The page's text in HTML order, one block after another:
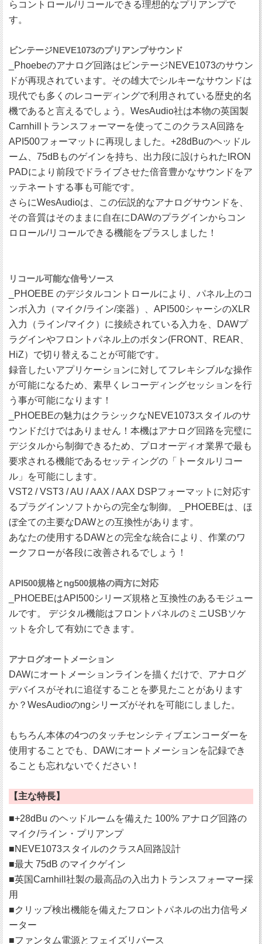
らコントロール/リコールできる理想的なプリアンプで
す。
ビンテージNEVE1073のプリアンプサウンド
_Phoebeのアナログ回路はビンテージNEVE1073のサウン
ドが再現されています。その雄大でシルキーなサウンドは
現代でも多くのレコーディングで利用されている歴史的名
機であると言えるでしょう。WesAudio社は本物の英国製
Carnhillトランスフォーマーを使ってこのクラスA回路を
API500フォーマットに再現しました。+28dBuのヘッドル
ーム、75dBものゲインを持ち、出力段に設けられたIRON
PADにより前段でドライブさせた倍音豊かなサウンドをア
ッテネートする事も可能です。
さらにWesAudioは、この伝説的なアナログサウンドを、
その音質はそのままに自在にDAWのプラグインからコン
ロロール/リコールできる機能をプラスしました！
リコール可能な信号ソース
_PHOEBE のデジタルコントロールにより、パネル上のコ
ンボ入力（マイク/ライン/楽器）、API500シャーシのXLR
入力（ライン/マイク）に接続されている入力を、DAWプ
ラグインやフロントパネル上のボタン(FRONT、REAR、
HiZ）で切り替えることが可能です。
録音したいアプリケーションに対してフレキシブルな操作
が可能になるため、素早くレコーディングセッションを行
う事が可能になります！
_PHOEBEの魅力はクラシックなNEVE1073スタイルのサ
ウンドだけではありません！本機はアナログ回路を完璧に
デジタルから制御できるため、プロオーディオ業界で最も
要求される機能であるセッティングの「トータルリコー
ル」を可能にします。
VST2 / VST3 / AU / AAX / AAX DSPフォーマットに対応す
るプラグインソフトからの完全な制御。 _PHOEBEは、ほ
ぼ全ての主要なDAWとの互換性があります。
あなたの使用するDAWとの完全な統合により、作業のワ
ークフローが各段に改善されるでしょう！
API500規格とng500規格の両方に対応
_PHOEBEはAPI500シリーズ規格と互換性のあるモジュー
ルです。 デジタル機能はフロントパネルのミニUSBソケ
ットを介して有効にできます。
アナログオートメーション
DAWにオートメーションラインを描くだけで、アナログ
デバイスがそれに追従することを夢見たことがあります
か？WesAudioのngシリーズがそれを可能にしました。
もちろん本体の4つのタッチセンシティブエンコーダーを
使用することでも、DAWにオートメーションを記録でき
ることも忘れないでください！
【主な特長】
■+28dBu のヘッドルームを備えた 100% アナログ回路の
マイク/ライン・プリアンプ
■NEVE1073スタイルのクラスA回路設計
■最大 75dB のマイクゲイン
■英国Carnhill社製の最高品の入出力トランスフォーマー採
用
■クリップ検出機能を備えたフロントパネルの出力信号メ
ーター
■ファンタム電源とフェイズリバース